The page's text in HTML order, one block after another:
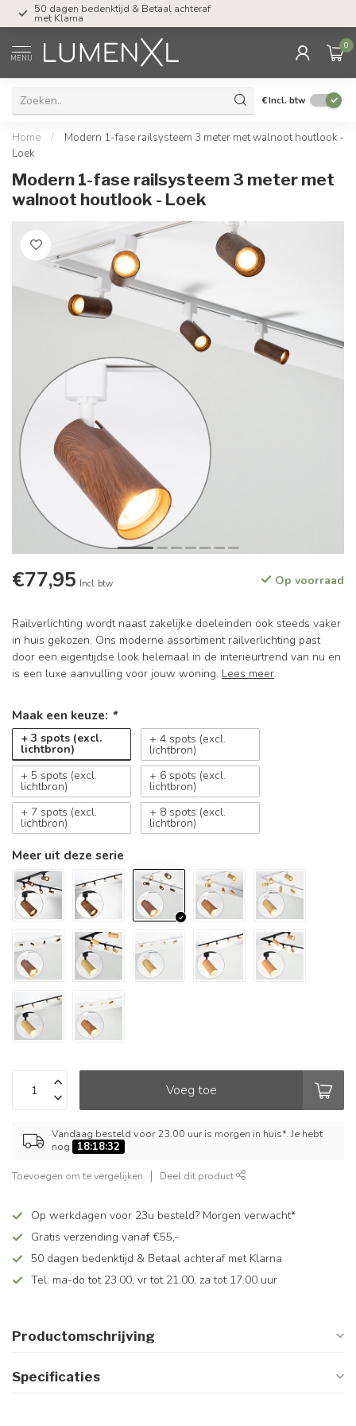
Tel: ma-do tot 23.00, vr tot 21.00, za tot
17.00 uur
MENU
0
€Incl. btw
Home /
Modern 1-fase railsysteem 3 meter met walnoot houtlook -
Loek
Modern 1-fase railsysteem 3 meter met
walnoot houtlook - Loek
€77,95 Incl. btw Op voorraad
Railverlichting wordt naast zakelijke doeleinden ook steeds vaker
in huis gekozen. Ons moderne assortiment railverlichting past
door een eigentijdse look helemaal in de interieurtrend van nu en
is een luxe aanvulling voor jouw woning. Lees meer.
Maak een keuze: *
+ 3 spots (excl.
lichtbron)
+ 4 spots (excl.
lichtbron)
+ 5 spots (excl.
lichtbron)
+ 6 spots (excl.
lichtbron)
+ 7 spots (excl.
lichtbron)
+ 8 spots (excl.
lichtbron)
Meer uit deze serie
Voeg toe
Vandaag besteld voor 23.00 uur is morgen in huis*. Je hebt
nog
18:18:32
Toevoegen om te vergelijken Deel dit product
Op werkdagen voor 23u besteld? Morgen verwacht*
Gratis verzending vanaf €55,-
50 dagen bedenktijd & Betaal achteraf met Klarna
Tel: ma-do tot 23.00, vr tot 21.00, za tot 17.00 uur
Productomschrijving
Specificaties